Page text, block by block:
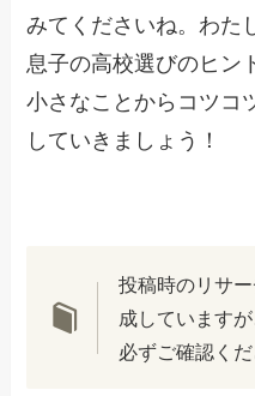
みてくださいね。わた
息子の高校選びのヒン
小さなことからコツコ
していきましょう！
投稿時のリサ
成しています
必ずご確認く